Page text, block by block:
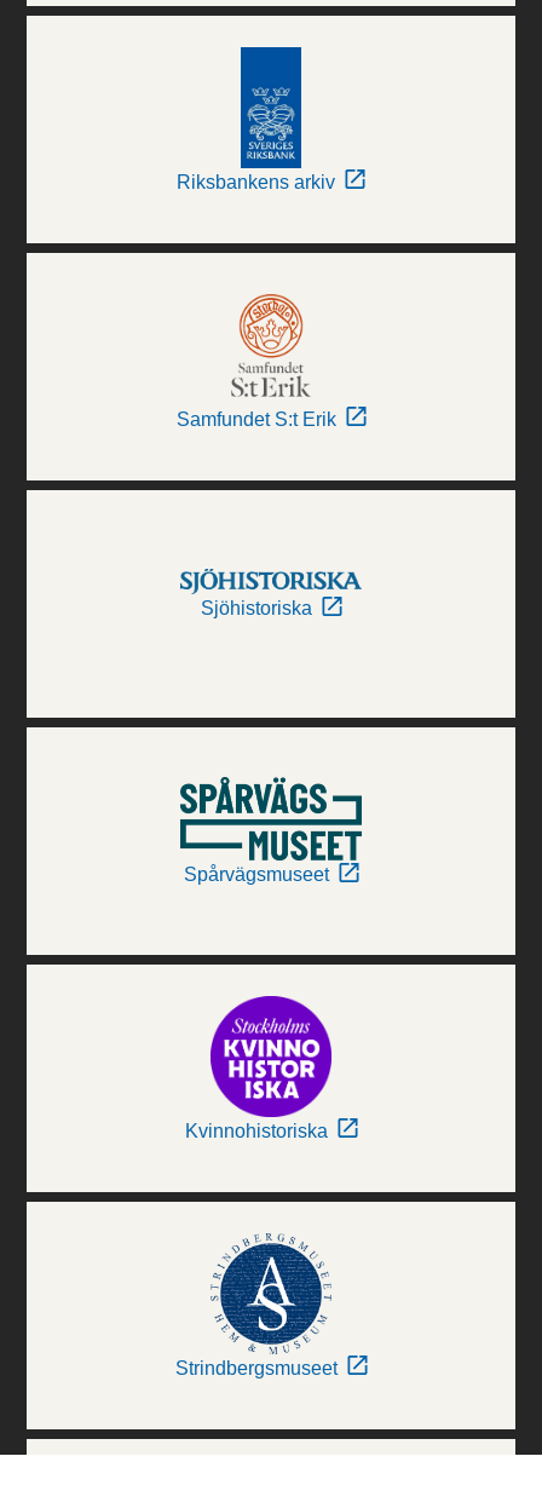
Riksbankens arkiv
Samfundet S:t Erik
Sjöhistoriska
Spårvägsmuseet
Kvinnohistoriska
Strindbergsmuseet